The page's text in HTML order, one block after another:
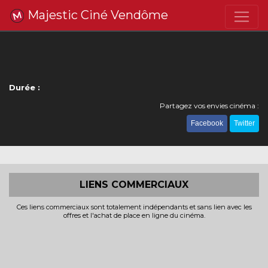
Majestic Ciné Vendôme
Durée :
Partagez vos envies cinéma :
Facebook Twitter
LIENS COMMERCIAUX
Ces liens commerciaux sont totalement indépendants et sans lien avec les
offres et l'achat de place en ligne du cinéma.